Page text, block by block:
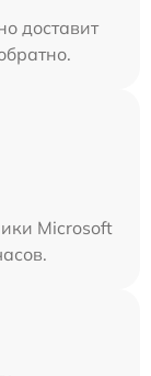
доставит
Microsoft